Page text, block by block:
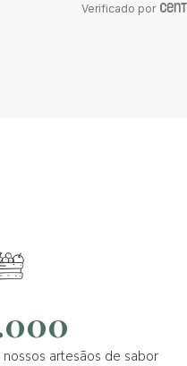
Verificado por
artesãos de sabor